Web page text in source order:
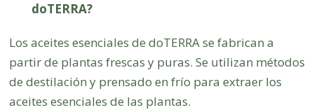
doTERRA?
Los aceites esenciales de doTERRA se fabrican a
partir de plantas frescas y puras. Se utilizan métodos
de destilación y prensado en frío para extraer los
aceites esenciales de las plantas.